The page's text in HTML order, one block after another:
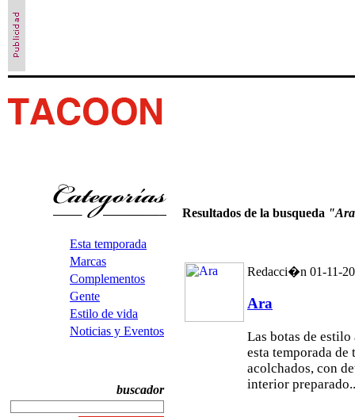
Esta temporada
Marcas
Complementos
Gente
Estilo de vida
Noticias y Eventos
buscador
Resultados de la busqueda
Redacci�n 01-11-
Ara
Las botas de
esta temporada
acolchados, con
interior